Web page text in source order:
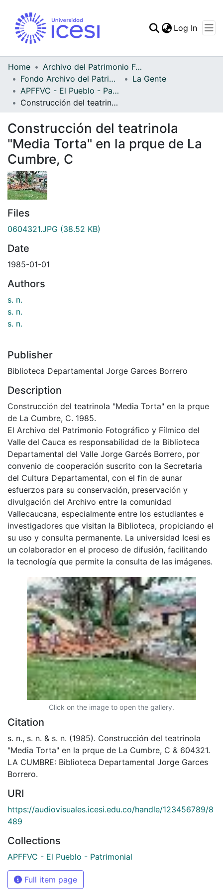
Statistics
Log In
Home
Archivo del Patrimonio Fotográfico y Fílmico del Valle del Cauca
Fondo Archivo del Patrimonio Fotográfico y Fílmico del Valle del Cauca
La Gente
APFFVC - El Pueblo - Patrimonial
Construcción del teatrinola "Media Torta" en la prque de La Cumbre, C
Construcción del teatrinola
"Media Torta" en la prque de La
Cumbre, C
Files
0604321.JPG (38.52 KB)
Date
1985-01-01
Authors
s. n.
s. n.
s. n.
Publisher
Biblioteca Departamental Jorge Garces Borrero
Description
Construcción del teatrinola "Media Torta" en la prque
de La Cumbre, C. 1985.
El Archivo del Patrimonio Fotográfico y Fílmico del
Valle del Cauca es responsabilidad de la Biblioteca
Departamental del Valle Jorge Garcés Borrero, por
convenio de cooperación suscrito con la Secretaria
del Cultura Departamental, con el fin de aunar
esfuerzos para su conservación, preservación y
divulgación del Archivo entre la comunidad
Vallecaucana, especialmente entre los estudiantes e
investigadores que visitan la Biblioteca, propiciando el
su uso y consulta permanente. La universidad Icesi es
un colaborador en el proceso de difusión, facilitando
la tecnología que permite la consulta de las imágenes.
Click on the image to open the gallery.
Citation
s. n., s. n. & s. n. (1985). Construcción del teatrinola
"Media Torta" en la prque de La Cumbre, C & 604321.
LA CUMBRE: Biblioteca Departamental Jorge Garces
Borrero.
URI
https://audiovisuales.icesi.edu.co/handle/123456789/8
489
Collections
APFFVC - El Pueblo - Patrimonial
Full item page